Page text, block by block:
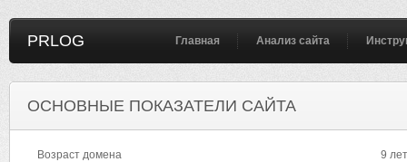
PRLOG Главная Анализ сайта
ОСНОВНЫЕ ПОКАЗАТЕЛИ САЙТА
Возраст домена 9 лет